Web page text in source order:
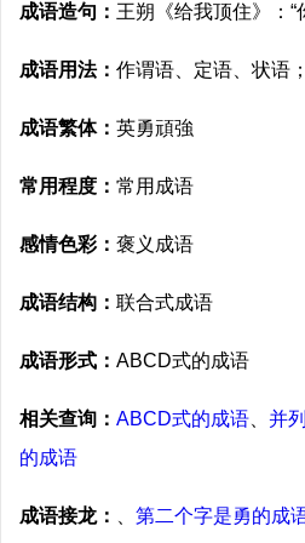
成语造句： 王朔《给我顶住》：
成语用法： 作谓语、定语、状语
成语繁体： 英勇頑強
常用程度： 常用成语
感情色彩： 褒义成语
成语结构： 联合式成语
成语形式： ABCD式的成语
相关查询： ABCD式的成语 并
的成语
成语接龙： 第二个字是勇的成